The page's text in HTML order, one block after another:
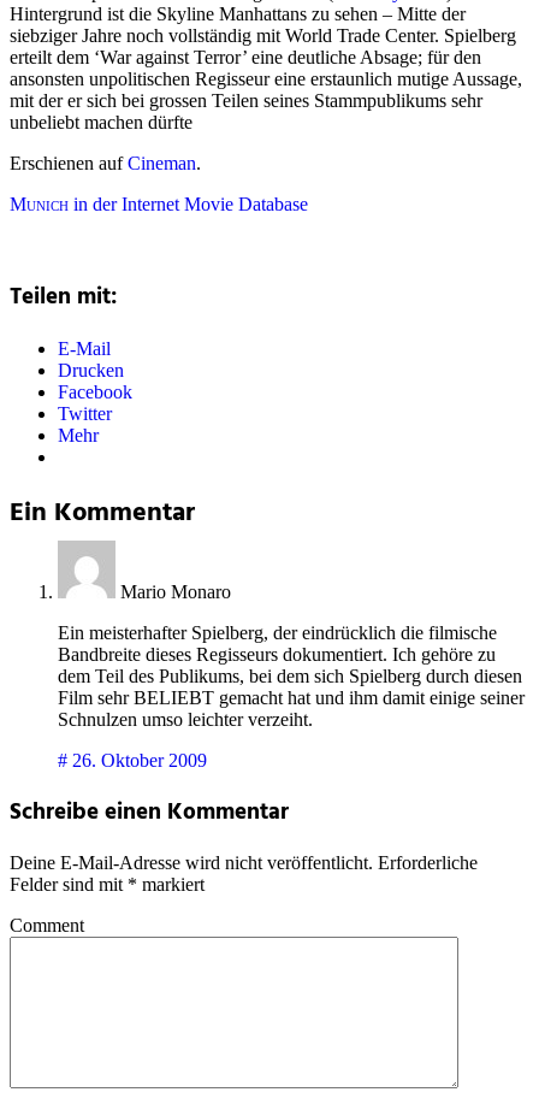
Hintergrund ist die Skyline Manhattans zu sehen – Mitte der
siebziger Jahre noch vollständig mit World Trade Center. Spielberg
erteilt dem ‘War against Terror’ eine deutliche Absage; für den
ansonsten unpolitischen Regisseur eine erstaunlich mutige Aussage,
mit der er sich bei grossen Teilen seines Stammpublikums sehr
unbeliebt machen dürfte
Erschienen aufCineman.
Munich in der Internet Movie Database
Teilen mit:
E-Mail
Drucken
Facebook
Twitter
Mehr
Ein Kommentar
Mario Monaro
Ein meisterhafter Spielberg, der eindrücklich die filmische
Bandbreite dieses Regisseurs dokumentiert. Ich gehöre zu
dem Teil des Publikums, bei dem sich Spielberg durch diesen
Film sehr BELIEBT gemacht hat und ihm damit einige seiner
Schnulzen umso leichter verzeiht.
# 26. Oktober 2009
Schreibe einen Kommentar
Deine E-Mail-Adresse wird nicht veröffentlicht. Erforderliche
Felder sind mit * markiert
Comment